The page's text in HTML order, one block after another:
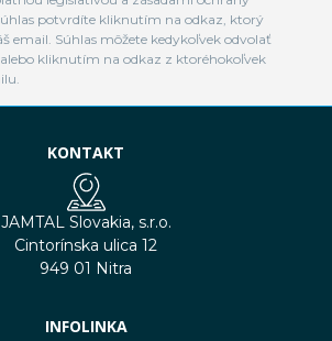
potvrdíte kliknutím na odkaz, ktorý
email. Súhlas môžete kedykoľvek odvolať
kliknutím na odkaz z ktoréhokoľvek
KONTAKT
JAMTAL Slovakia, s.r.o.
Cintorínska ulica 12
949 01 Nitra
INFOLINKA